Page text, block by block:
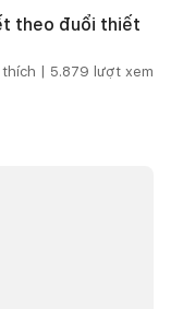
theo đuổi thiết
| 5.879 lượt xem